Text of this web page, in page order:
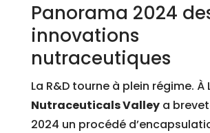
Panorama 2024
innovations
nutraceutiques
La R&D tourne à plein régime. À
Nutraceuticals Valleya
2024 un procédé